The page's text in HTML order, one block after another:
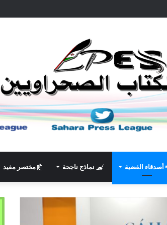
أصدقاء القضية نماذج ناجحة مختصر مفيد